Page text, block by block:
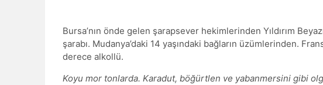
Bursa’nın önde gelen şarapsever hekimlerinden Yıldırım
şarabı. Mudanya’daki 14 yaşındaki bağların üzümlerinden.
derece alkollü.
Koyu mor tonlarda. Karadut, böğürtlen ve yabanmersini gibi